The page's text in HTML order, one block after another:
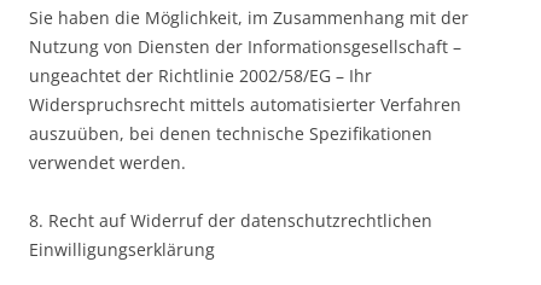
Sie haben die Möglichkeit, im Zusammenhang mit der
Nutzung von Diensten der Informationsgesellschaft –
ungeachtet der Richtlinie 2002/58/EG – Ihr
Widerspruchsrecht mittels automatisierter Verfahren
auszuüben, bei denen technische Spezifikationen
verwendet werden.
8. Recht auf Widerruf der datenschutzrechtlichen
Einwilligungserklärung